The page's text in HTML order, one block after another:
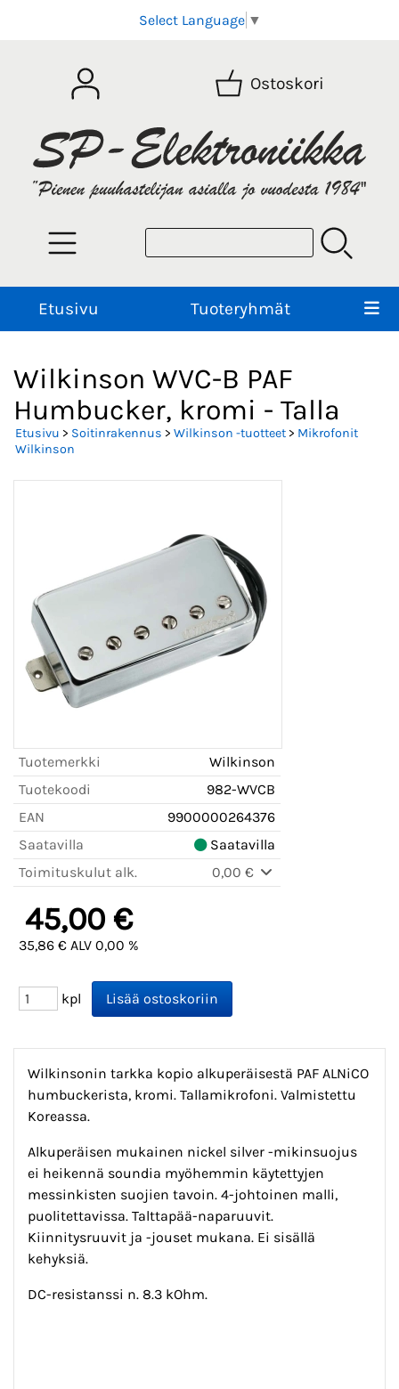
Select Language ▼
Ostoskori
Etusivu Tuoteryhmät
Wilkinson WVC-B PAF
Humbucker, kromi - Talla
Etusivu > Soitinrakennus > Wilkinson -tuotteet> Mikrofonit
Wilkinson
Tuotemerkki
Wilkinson
Tuotekoodi
982-WVCB
EAN
9900000264376
Saatavilla
Saatavilla
Toimituskulut alk.
0,00 €
45,00 €
35,86 € ALV 0,00 %
kpl
Wilkinsonin tarkka kopio alkuperäisestä PAF ALNiCO
humbuckerista, kromi. Tallamikrofoni. Valmistettu
Koreassa.
Alkuperäisen mukainen nickel silver -mikinsuojus
ei heikennä soundia myöhemmin käytettyjen
messinkisten suojien tavoin. 4-johtoinen malli,
puolitettavissa. Talttapää-naparuuvit.
Kiinnitysruuvit ja -jouset mukana. Ei sisällä
kehyksiä.
DC-resistanssi n. 8.3 kOhm.